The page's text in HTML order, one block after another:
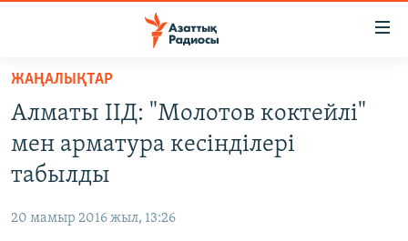
Skip
main
content
main
Navigation
AZATTYQTV
АДАМ ҚҰҚЫҚТАРЫ
ЖАҢАЛЫҚТАР
Алматы ІІД: "Молотов коктейлі"
мен арматура кесінділері
табылды
20 мамыр 2016 жыл, 13:26